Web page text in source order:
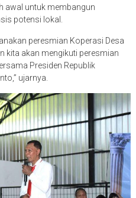
awal untuk membangun
potensi lokal.
peresmian Koperasi Desa
kita akan mengikuti peresmian
Presiden Republik
ujarnya.